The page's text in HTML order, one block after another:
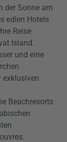
der Sonne am
edlen Hotels
Reise
Island.
und eine
exklusiven
Beachresorts